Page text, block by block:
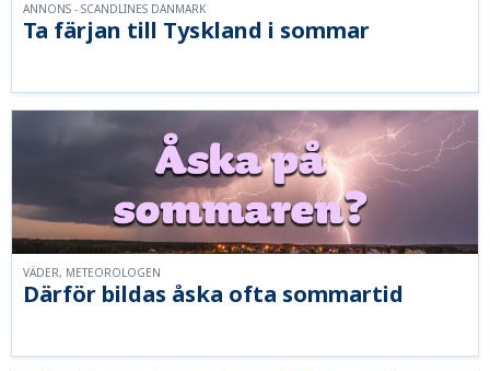
Ta färjan till Tyskland i sommar
ANNONS - SCANDLINES DANMARK
Därför bildas åska ofta sommartid
VÄDER, METEOROLOGEN